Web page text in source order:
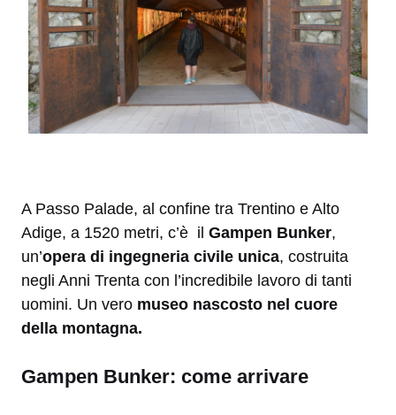
A Passo Palade, al confine tra Trentino e Alto
Adige, a 1520 metri, c’è il Gampen Bunker,
un’opera di ingegneria civile unica, costruita
negli Anni Trenta con l’incredibile lavoro di tanti
uomini. Un vero museo nascosto nel cuore
della montagna.
Gampen Bunker: come arrivare